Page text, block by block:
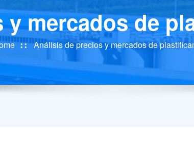
mercados de
Análisis de precios y mercados de